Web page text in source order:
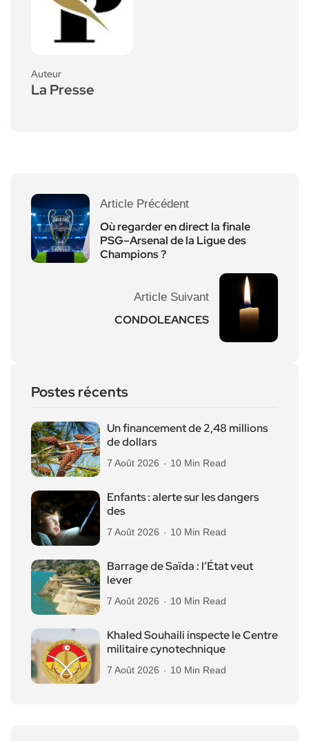
Auteur
La Presse
Article Précédent
Où regarder en direct la finale
PSG–Arsenal de la Ligue des
Champions ?
Article Suivant
CONDOLEANCES
Postes récents
Un financement de 2,48 millions
de dollars
7 Août 2026 10 Min Read
Enfants : alerte sur les dangers
des
7 Août 2026 10 Min Read
Barrage de Saïda : l’État veut
lever
7 Août 2026 10 Min Read
Khaled Souhaili inspecte le Centre
militaire cynotechnique
7 Août 2026 10 Min Read